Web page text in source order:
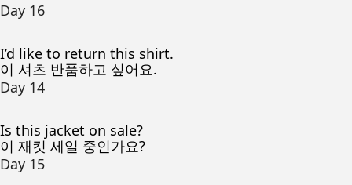
Day 16
I’d like to return this shirt.
이 셔츠 반품하고 싶어요.
Day 14
Is this jacket on sale?
이 재킷 세일 중인가요?
Day 15